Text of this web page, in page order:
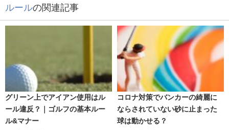
ルールの関連記事
グリーン上でアイアン使用はル
ール違反？｜ゴルフの基本ルー
ル&マナー
コロナ対策でバンカーの綺麗に
ならされていない砂に止まった
球は動かせる？